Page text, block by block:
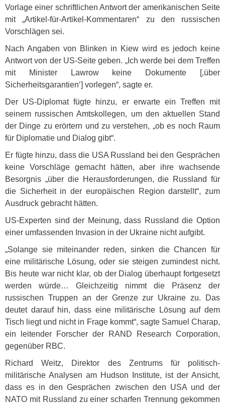
Vorlage einer schriftlichen Antwort der amerikanischen Seite
mit „Artikel-für-Artikel-Kommentaren“ zu den russischen
Vorschlägen sei.
Nach Angaben von Blinken in Kiew wird es jedoch keine
Antwort von der US-Seite geben. „Ich werde bei dem Treffen
mit Minister Lawrow keine Dokumente [‚über
Sicherheitsgarantien‘] vorlegen“, sagte er.
Der US-Diplomat fügte hinzu, er erwarte ein Treffen mit
seinem russischen Amtskollegen, um den aktuellen Stand
der Dinge zu erörtern und zu verstehen, „ob es noch Raum
für Diplomatie und Dialog gibt“.
Er fügte hinzu, dass die USARussland bei den Gesprächen
keine Vorschläge gemacht hätten, aber ihre wachsende
Besorgnis „über die Herausforderungen, die Russland für
die Sicherheit in der europäischen Region darstellt“, zum
Ausdruck gebracht hätten.
US-Experten sind der Meinung, dass Russland die Option
einer umfassenden Invasion in der Ukraine nicht aufgibt.
„Solange sie miteinander reden, sinken die Chancen für
eine militärische Lösung, oder sie steigen zumindest nicht.
Bis heute war nicht klar, ob der Dialog überhaupt fortgesetzt
werden würde… Gleichzeitig nimmt die Präsenz der
russischen Truppen an der Grenze zur Ukraine zu. Das
deutet darauf hin, dass eine militärische Lösung auf dem
Tisch liegt und nicht in Frage kommt“, sagte Samuel Charap,
ein leitender Forscher der
RAND Research Corporation,
gegenüber RBC.
Richard Weitz, Direktor des Zentrums für politisch-
militärische Analysen am Hudson Institute, ist der Ansicht,
dass es in den Gesprächen zwischen den USAund der
NATO mit Russland zu einer scharfen Trennung gekommen